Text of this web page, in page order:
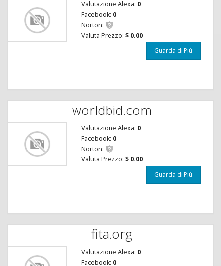
Valutazione Alexa: 0
Facebook: 0
Norton:
Valuta Prezzo: $ 0.00
Guarda di Più
worldbid.com
Valutazione Alexa: 0
Facebook: 0
Norton:
Valuta Prezzo: $ 0.00
Guarda di Più
fita.org
Valutazione Alexa: 0
Facebook: 0